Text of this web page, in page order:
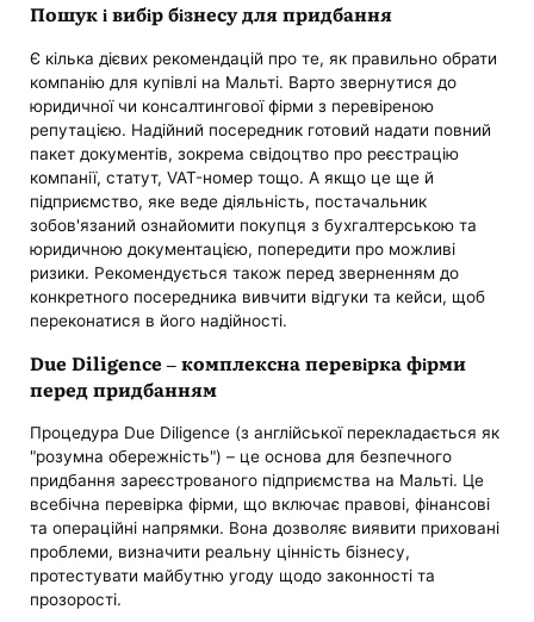
Пошук і вибір бізнесу для придбання
Є кілька дієвих рекомендацій про те, як правильно обрати
компанію для купівлі на Мальті. Варто звернутися до
юридичної чи консалтингової фірми з перевіреною
репутацією. Надійний посередник готовий надати повний
пакет документів, зокрема свідоцтво про реєстрацію
компанії, статут, VAT-номер тощо. А якщо це ще й
підприємство, яке веде діяльність, постачальник
зобов'язаний ознайомити покупця з бухгалтерською та
юридичною документацією, попередити про можливі
ризики. Рекомендується також перед зверненням до
конкретного посередника вивчити відгуки та кейси, щоб
переконатися в його надійності.
Due Diligence – комплексна перевірка фірми
перед придбанням
Процедура Due Diligence (з англійської перекладається як
"розумна обережність") – це основа для безпечного
придбання зареєстрованого підприємства на Мальті. Це
всебічна перевірка фірми, що включає правові, фінансові
та операційні напрямки. Вона дозволяє виявити приховані
проблеми, визначити реальну цінність бізнесу,
протестувати майбутню угоду щодо законності та
прозорості.